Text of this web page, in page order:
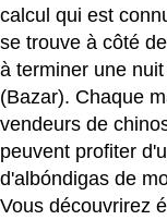
calcul qui est
se trouve à côté
à terminer une
(Bazar). Chaque
vendeurs de
peuvent profiter
d'albóndigas de
Vous découvrirez